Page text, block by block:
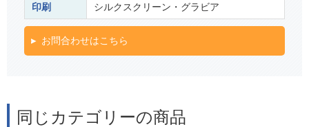
印刷 シルクスクリーン・グラビア
お問合わせはこちら
同じカテゴリーの商品